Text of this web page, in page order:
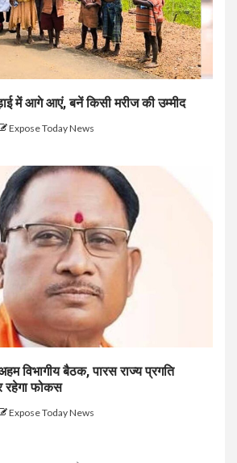
में आगे आएं, बनें किसी मरीज की उम्मीद
Expose Today News
विभागीय बैठक, पारस राज्य प्रगति
रहेगा फोकस
Expose Today News